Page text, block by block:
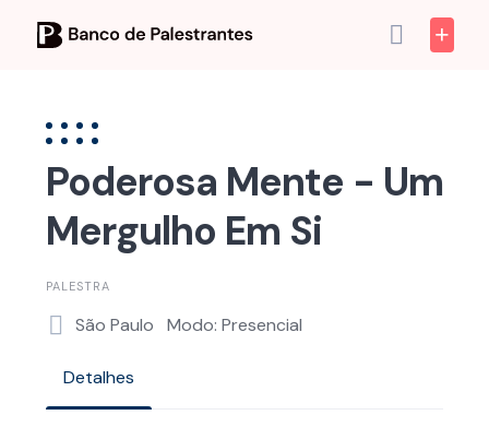
Poderosa Mente - Um
Mergulho Em Si
PALESTRA
São Paulo Modo: Presencial
Detalhes